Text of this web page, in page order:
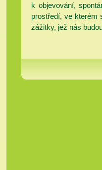
k objevování,
prostředí, ve kterém
zážitky, jež nás